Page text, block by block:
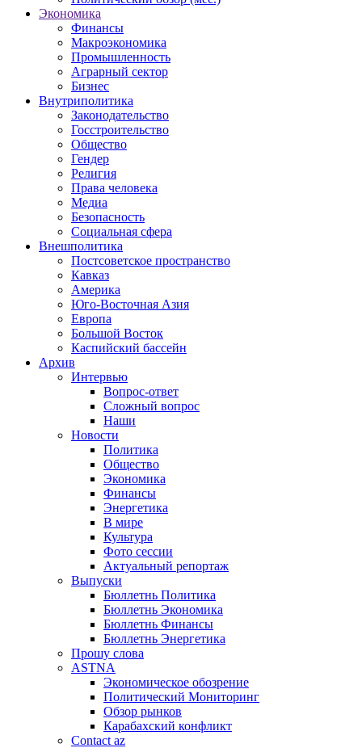
Экономика
Финансы
Макроэкономика
Промышленность
Аграрный сектор
Бизнес
Внутриполитика
Законодательство
Госстроительство
Общество
Гендер
Религия
Права человека
Медиа
Безопасность
Социальная сфера
Внешполитика
Постсоветское пространство
Кавказ
Америка
Юго-Восточная Азия
Европа
Большой Восток
Каспийский бассейн
Архив
Интервью
Вопрос-ответ
Сложный вопрос
Наши
Новости
Политика
Общество
Экономика
Финансы
Энергетика
В мире
Культура
Фото сессии
Актуальный репортаж
Выпуски
Бюллетнь Политика
Бюллетнь Экономика
Бюллетнь Финансы
Бюллетнь Энергетика
Прошу слова
ASTNA
Экономическое обозрение
Политический Мониторинг
Обзор рынков
Карабахский конфликт
Contact az